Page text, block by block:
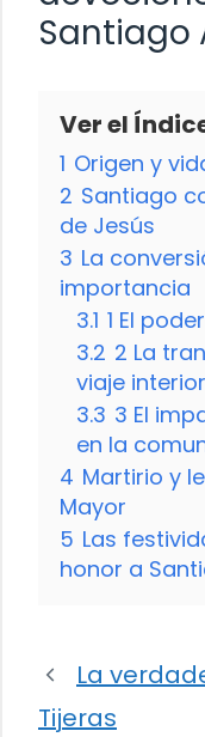
Santiago
Ver el
1 Origen y
2 Santiago
de Jesús
3 La
importancia
3.1 1 El
3.2 2 La
viaje interior
3.3 3 El
en la
4 Martirio y
Mayor
5 Las
honor a
La
Tijeras